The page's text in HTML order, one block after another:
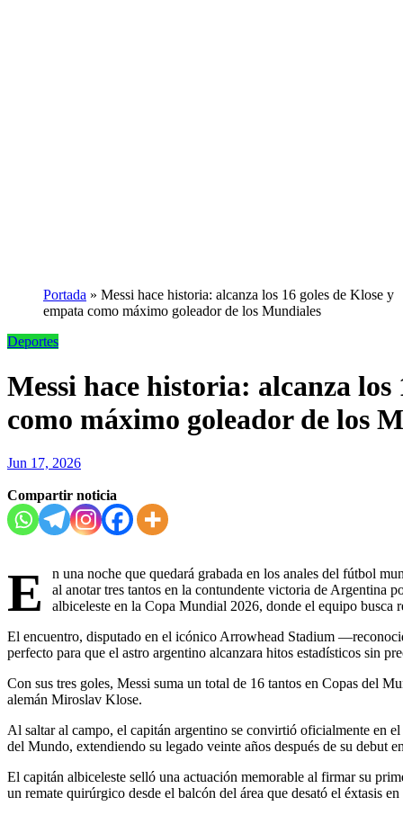
Portada » Messi hace historia: alcanza los 16 goles de Klose y
empata como máximo goleador de los Mundiales
Deportes
Messi hace historia: alcanza los
como máximo goleador de los
Jun 17, 2026
Compartir noticia
E
n una noche que quedará grabada en los anales del fútbol
al anotar tres tantos en la contundente victoria de Argentina
albiceleste en la Copa Mundial 2026, donde el equipo busca
El encuentro, disputado en el icónico Arrowhead Stadium
perfecto para que el astro argentino alcanzara hitos estadísticos sin
Con sus tres goles, Messi suma un total de 16 tantos en Copas del
alemán Miroslav Klose.
Al saltar al campo, el capitán argentino se convirtió oficialmente en
del Mundo, extendiendo su legado veinte años después de su debut
El capitán albiceleste selló una actuación memorable al firmar su
un remate quirúrgico desde el balcón del área que desató el éxtasis